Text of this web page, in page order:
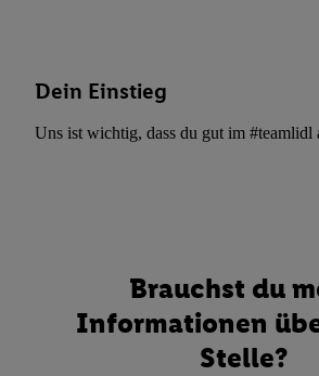
Dein Einstieg
Uns ist wichtig, dass du gut im #teamlidl
Brauchst du
Informationen
Stelle?